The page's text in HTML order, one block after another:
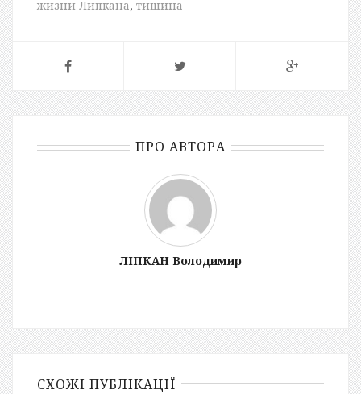
жизни Липкана, тишина
ПРО АВТОРА
ЛІПКАН Володимир
СХОЖІ ПУБЛІКАЦІЇ